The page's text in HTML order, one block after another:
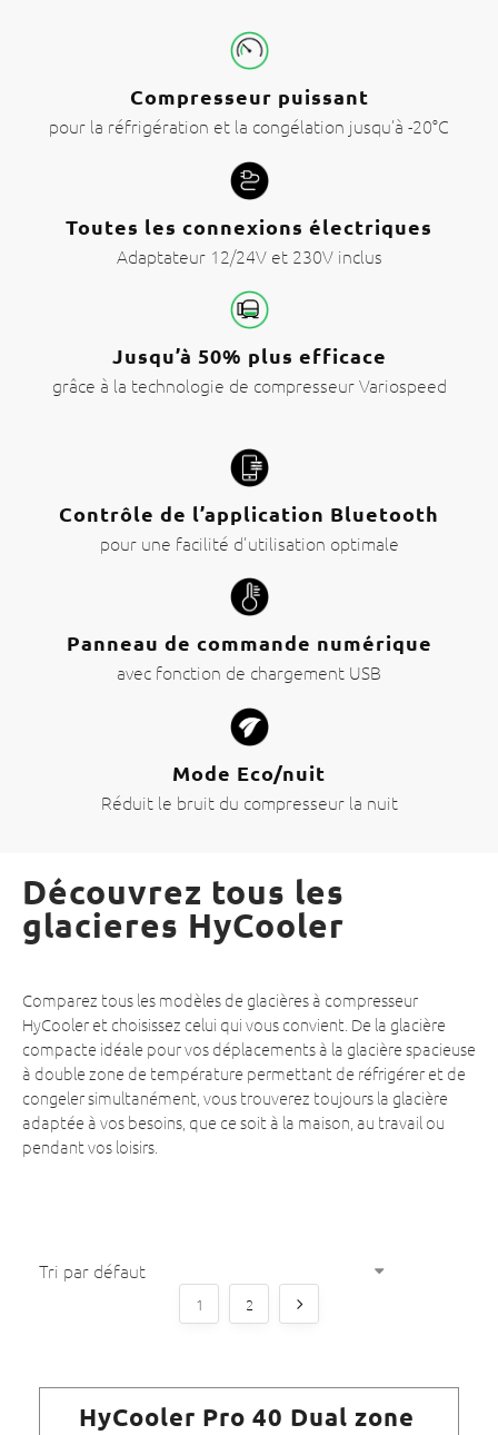
Compresseur puissant
pour la réfrigération et la congélation jusqu’à -20°C
Toutes les connexions électriques
Adaptateur 12/24V et 230V inclus
Jusqu’à 50% plus efficace
grâce à la technologie de compresseur Variospeed
Contrôle de l’application Bluetooth
pour une facilité d’utilisation optimale
Panneau de commande numérique
avec fonction de chargement USB
Mode Eco/nuit
Réduit le bruit du compresseur la nuit
Découvrez tous les
glacieres HyCooler
Comparez tous les modèles de glacières à compresseur
HyCooler et choisissez celui qui vous convient. De la glacière
compacte idéale pour vos déplacements à la glacière spacieuse
à double zone de température permettant de réfrigérer et de
congeler simultanément, vous trouverez toujours la glacière
adaptée à vos besoins, que ce soit à la maison, au travail ou
pendant vos loisirs.
1 2
HyCooler Pro 40 Dual zone